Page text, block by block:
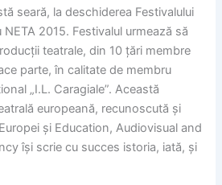
seară, la deschiderea Festivalului
2015. Festivalul urmează să
teatrale, din 10 țări membre
parte, în calitate de membru
„I.L. Caragiale”. Această
europeană, recunoscută și
și Education, Audiovisual and
își scrie cu succes istoria, iată, și